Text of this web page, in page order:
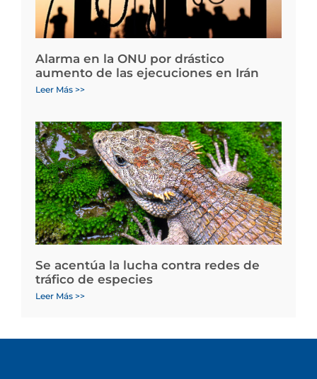
Alarma en la ONU por drástico
aumento de las ejecuciones en Irán
Leer Más >>
Se acentúa la lucha contra redes de
tráfico de especies
Leer Más >>